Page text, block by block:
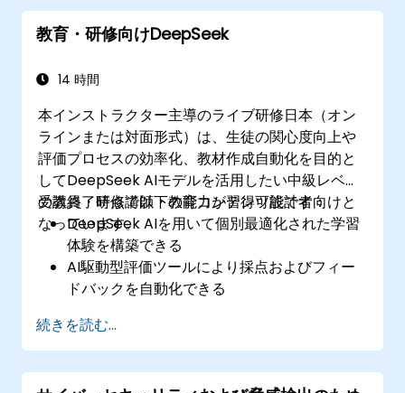
AIによる発想支援や構成立案で創造性と効率
性を高める。
教育・研修向けDeepSeek
14 時間
本インストラクター主導のライブ研修日本（オン
ラインまたは対面形式）は、生徒の関心度向上や
評価プロセスの効率化、教材作成自動化を目的と
してDeepSeek AIモデルを活用したい中級レベル
の教員・研修講師・教育コンテンツ設計者向けと
なっています。
受講終了時点で以下の能力が習得可能です：
DeepSeek AIを用いて個別最適化された学習
体験を構築できる
AI駆動型評価ツールにより採点およびフィー
ドバックを自動化できる
できる
LMSプラットフォームにAI機能を組み込み、
教育管理の高度化が実現できる
続きを読む...